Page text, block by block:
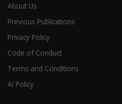
About Us
Previous Publications
Privacy Policy
Code of Conduct
Terms and Conditions
AI Policy